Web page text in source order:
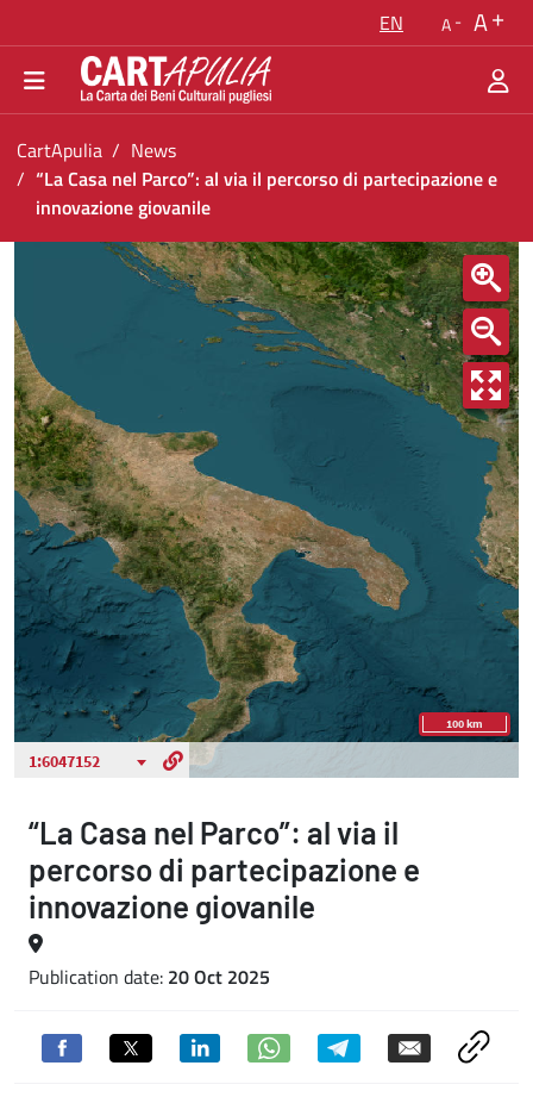
Go to navigation menu
Go to content
Go to the footer
EN A A
You are in:
CartApulia
News
“La Casa nel Parco”: al via il percorso di partecipazione e
innovazione giovanile
“La Casa nel Parco”: al via il percorso di
“La Casa nel Parco”: al via il
percorso di partecipazione e
innovazione giovanile
Publication date: 20 Oct 2025